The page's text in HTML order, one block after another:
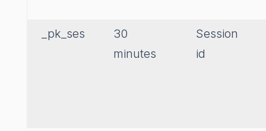
_pk_ses
30
minutes
Session
id